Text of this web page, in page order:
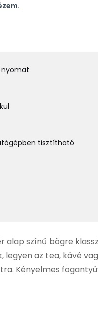
tisztítható
színű bögre
az tea, kávé
Kényelmes